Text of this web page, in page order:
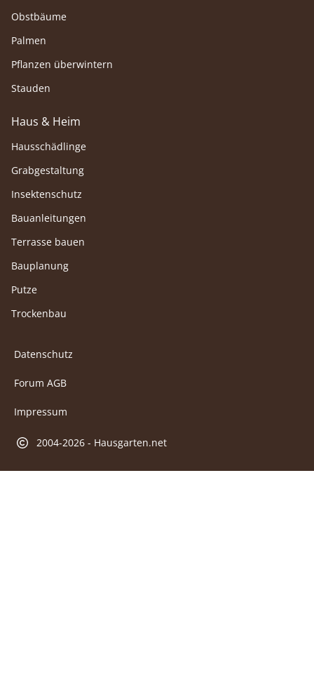
Obstbäume
Palmen
Pflanzen überwintern
Stauden
Haus & Heim
Hausschädlinge
Grabgestaltung
Insektenschutz
Bauanleitungen
Terrasse bauen
Bauplanung
Putze
Trockenbau
Datenschutz
Forum AGB
Impressum
2004-2026 - Hausgarten.net